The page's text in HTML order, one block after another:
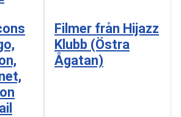
Filmer från Hijazz
Klubb (Östra
Ågatan)